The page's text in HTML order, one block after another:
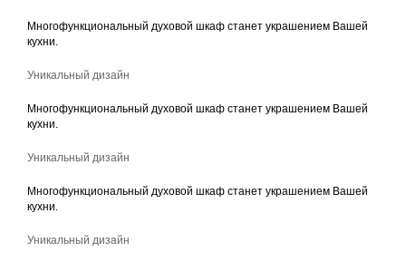
Многофункциональный духовой шкаф станет украшением Вашей
кухни.
Уникальный дизайн
Многофункциональный духовой шкаф станет украшением Вашей
кухни.
Уникальный дизайн
Многофункциональный духовой шкаф станет украшением Вашей
кухни.
Уникальный дизайн